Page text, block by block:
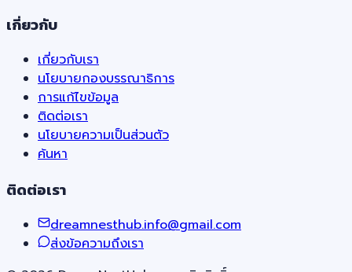
เกี่ยวกับ
เกี่ยวกับเรา
นโยบายกองบรรณาธิการ
การแก้ไขข้อมูล
ติดต่อเรา
นโยบายความเป็นส่วนตัว
ค้นหา
ติดต่อเรา
dreamnesthub.info@gmail.com
ส่งข้อความถึงเรา